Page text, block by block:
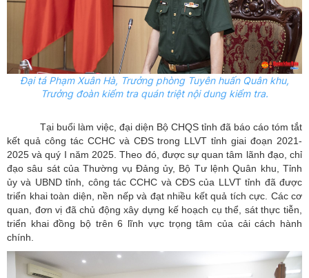
Đại tá Phạm Xuân Hà, Trưởng phòng Tuyên huấn Quân khu,
Trưởng đoàn kiểm tra quán triệt nội dung kiểm tra.
Tại buổi làm việc, đại diện Bộ CHQS tỉnh đã báo cáo tóm tắt
kết quả công tác CCHC và CĐS trong LLVT tỉnh giai đoạn 2021-
2025 và quý I năm 2025. Theo đó, được sự quan tâm lãnh đạo, chỉ
đạo sâu sát của Thường vụ Đảng ủy, Bộ Tư lệnh Quân khu, Tỉnh
ủy và UBND tỉnh, công tác CCHC và CĐS của LLVT tỉnh đã được
triển khai toàn diện, nền nếp và đạt nhiều kết quả tích cực. Các cơ
quan, đơn vị đã chủ động xây dựng kế hoạch cụ thể, sát thực tiễn,
triển khai đồng bộ trên 6 lĩnh vực trọng tâm của cải cách hành
chính.